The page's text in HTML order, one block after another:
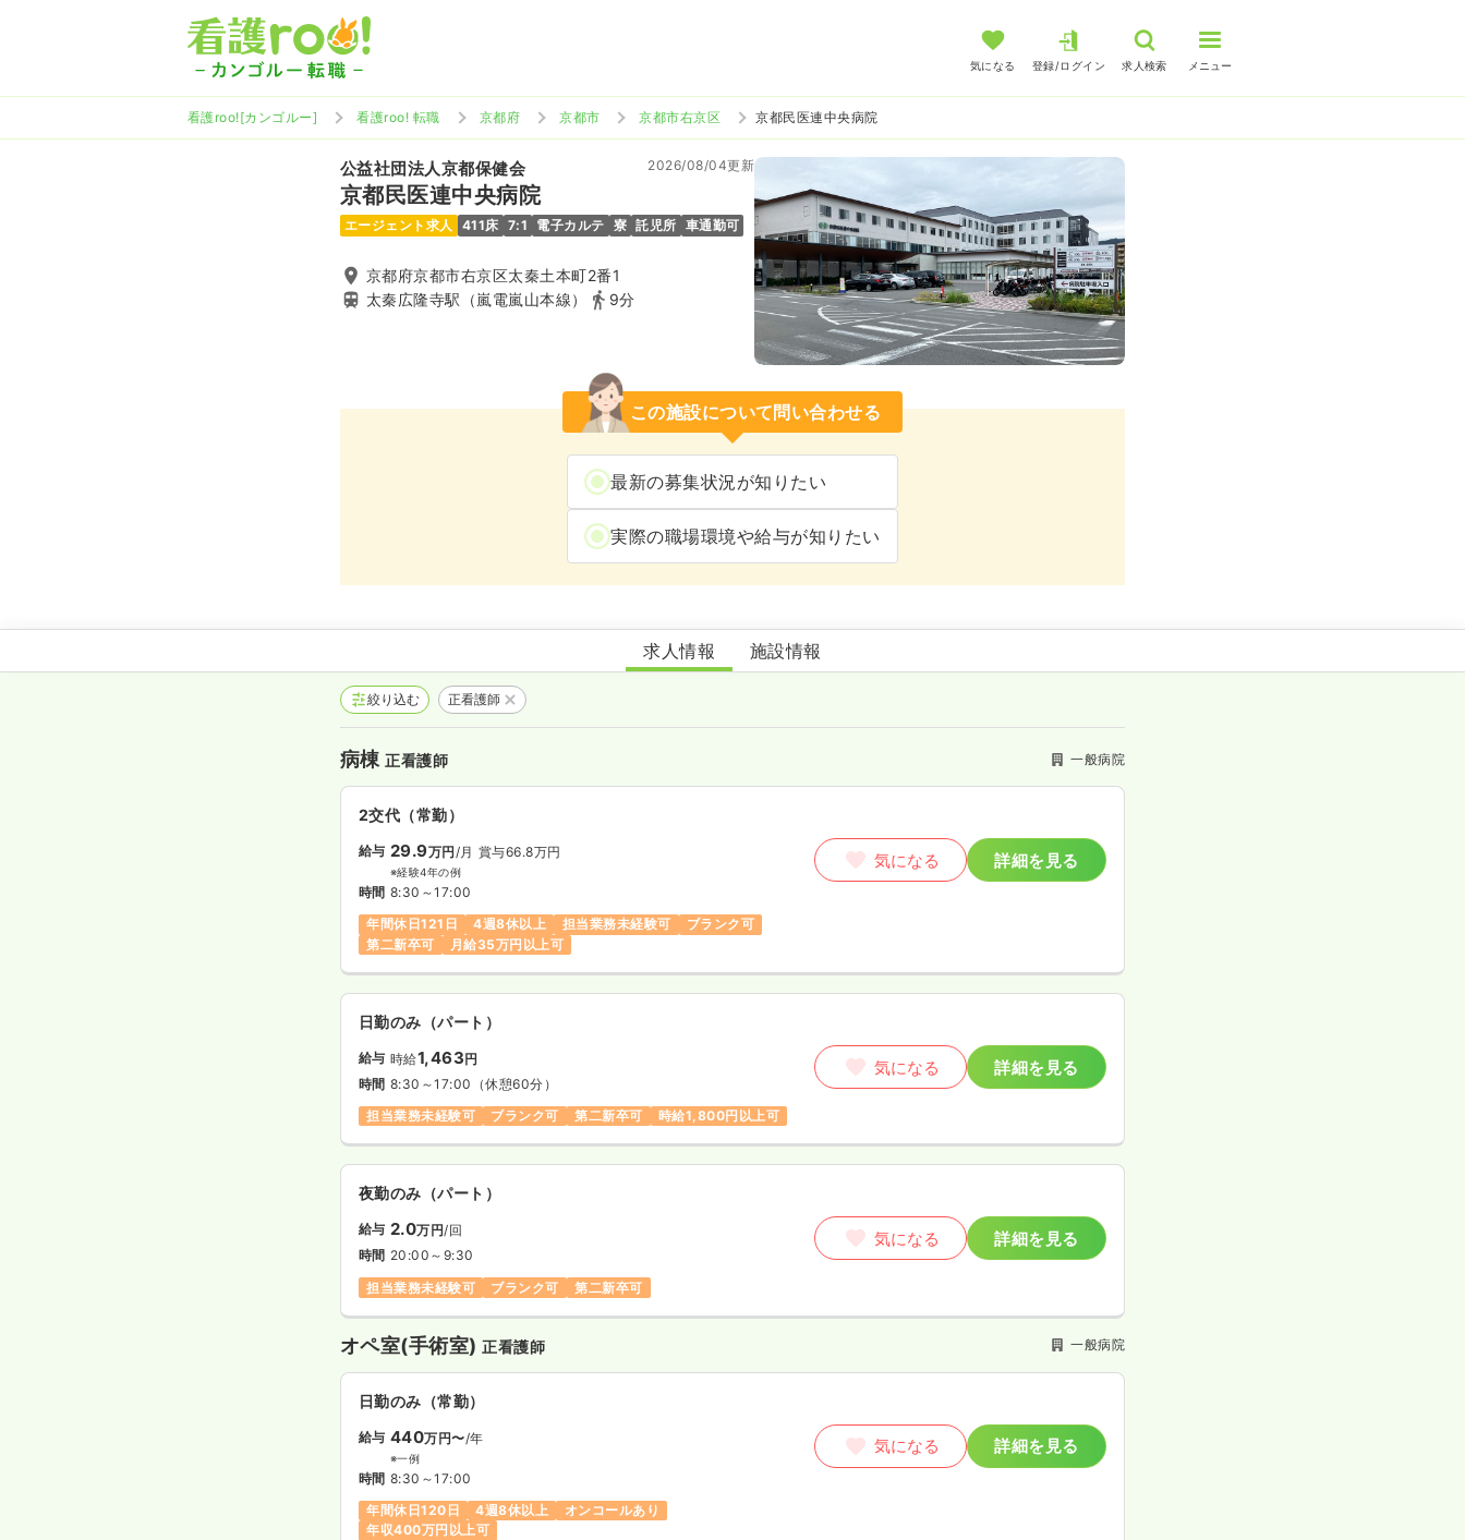
気になる 登録/ログイン 求人検索 メニュー
看護roo![カンゴルー] 看護roo! 転職 京都府 京都市 京都市右京区 京都民医連中央病院
公益社団法人京都保健会
京都民医連中央病院
2026/08/04更新
エージェント求人 411床 7:1 電子カルテ 寮 託児所 車通勤可
京都府京都市右京区太秦土本町2番1
太秦広隆寺駅（嵐電嵐山本線）
9分
この施設について問い合わせる
最新の募集状況が知りたい
実際の職場環境や給与が知りたい
京都民医連中央病院
求人情報 施設情報
絞り込む 正看護師
病棟正看護師 一般病院
2交代（常勤）
給与 29.9万円/月 賞与66.8万円
※経験4年の例
時間 8:30～17:00
年間休日121日
4週8休以上 担当業務未経験可
ブランク可
第二新卒可
月給35万円以上可
気になる 詳細を見る
日勤のみ（パート）
給与 時給1,463円
時間 8:30～17:00 （休憩60分）
担当業務未経験可
ブランク可 第二新卒可 時給1,800円以上可
気になる 詳細を見る
夜勤のみ（パート）
給与 2.0万円/回
時間 20:00～9:30
担当業務未経験可
ブランク可 第二新卒可
気になる 詳細を見る
オペ室(手術室)正看護師 一般病院
日勤のみ（常勤）
給与 440万円〜/年
※一例
時間 8:30～17:00
年間休日120日
4週8休以上
オンコールあり
年収400万円以上可
気になる 詳細を見る